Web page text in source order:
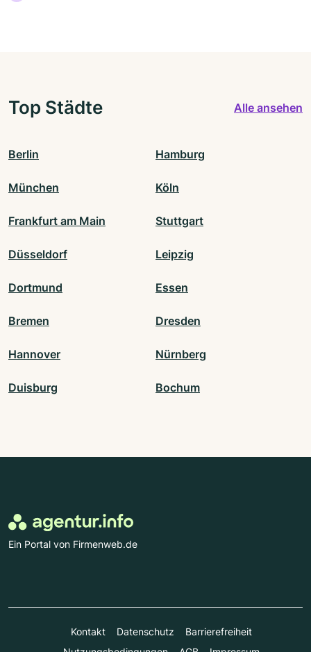
Top Städte Alle ansehen
Berlin Hamburg
München Köln
Frankfurt am Main Stuttgart
Düsseldorf Leipzig
Dortmund Essen
Bremen Dresden
Hannover Nürnberg
Duisburg Bochum
Ein Portal von Firmenweb.de
Kontakt Datenschutz
Barrierefreiheit